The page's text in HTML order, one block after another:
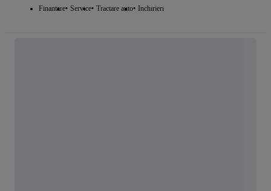
Finantare Service Tractare auto Inchirieri